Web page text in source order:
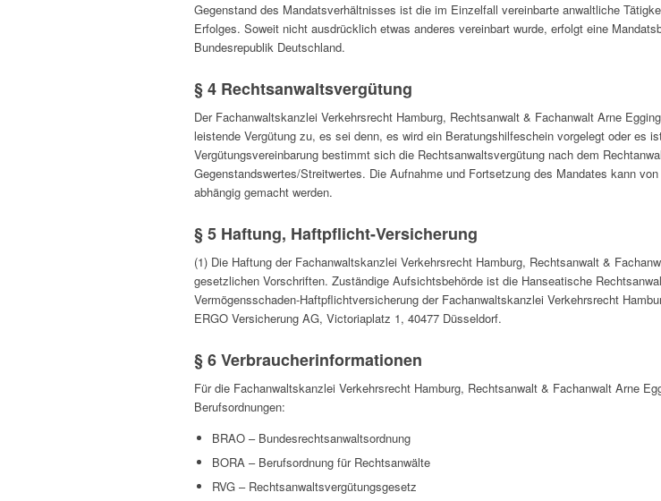
Gegenstand des Mandatsverhältnisses ist die im Einzelfall vereinbarte anwaltliche
Erfolges. Soweit nicht ausdrücklich etwas anderes vereinbart wurde, erfolgt eine
Bundesrepublik Deutschland.
§ 4 Rechtsanwaltsvergütung
Der Fachanwaltskanzlei Verkehrsrecht Hamburg, Rechtsanwalt & Fachanwalt Arne
leistende Vergütung zu, es sei denn, es wird ein Beratungshilfeschein vorgelegt oder es
Vergütungsvereinbarung bestimmt sich die Rechtsanwaltsvergütung nach dem
Gegenstandswertes/Streitwertes. Die Aufnahme und Fortsetzung des Mandates kann
abhängig gemacht werden.
§ 5 Haftung, Haftpflicht-Versicherung
(1) Die Haftung der Fachanwaltskanzlei Verkehrsrecht Hamburg, Rechtsanwalt &
gesetzlichen Vorschriften. Zuständige Aufsichtsbehörde ist die Hanseatische
Vermögensschaden-Haftpflichtversicherung der Fachanwaltskanzlei Verkehrsrecht
ERGO Versicherung AG, Victoriaplatz 1, 40477 Düsseldorf.
§ 6 Verbraucherinformationen
Für die Fachanwaltskanzlei Verkehrsrecht Hamburg, Rechtsanwalt & Fachanwalt Arne
Berufsordnungen:
BRAO – Bundesrechtsanwaltsordnung
BORA – Berufsordnung für Rechtsanwälte
RVG – Rechtsanwaltsvergütungsgesetz